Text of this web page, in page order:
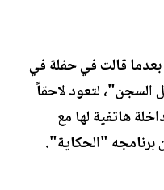
وهذا التسجيل يعود للعام 2019 بعدما قالت في حفلة في
لتعود لاحقاً
هاتفية لها مع
"الحكاية".